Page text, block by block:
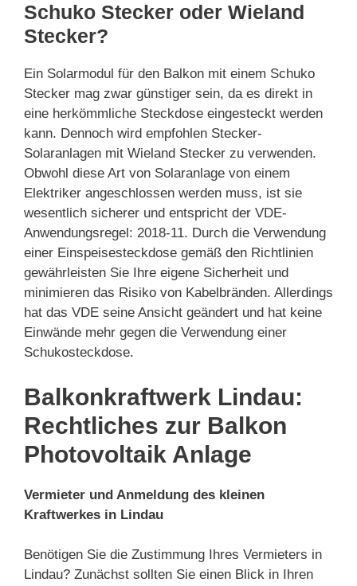
Schuko Stecker oder Wieland
Stecker?
Ein Solarmodul für den Balkon mit einem Schuko
Stecker mag zwar günstiger sein, da es direkt in
eine herkömmliche Steckdose eingesteckt werden
kann. Dennoch wird empfohlen Stecker-
Solaranlagen mit Wieland Stecker zu verwenden.
Obwohl diese Art von Solaranlage von einem
Elektriker angeschlossen werden muss, ist sie
wesentlich sicherer und entspricht der VDE-
Anwendungsregel: 2018-11. Durch die Verwendung
einer Einspeisesteckdose gemäß den Richtlinien
gewährleisten Sie Ihre eigene Sicherheit und
minimieren das Risiko von Kabelbränden. Allerdings
hat das VDE seine Ansicht geändert und hat keine
Einwände mehr gegen die Verwendung einer
Schukosteckdose.
Balkonkraftwerk Lindau:
Rechtliches zur Balkon
Photovoltaik Anlage
Vermieter und Anmeldung des kleinen
Kraftwerkes in Lindau
Benötigen Sie die Zustimmung Ihres Vermieters in
Lindau? Zunächst sollten Sie einen Blick in Ihren